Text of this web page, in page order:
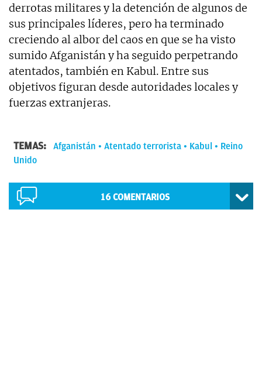
derrotas militares y la detención de algunos de
sus principales líderes, pero ha terminado
creciendo al albor del caos en que se ha visto
sumido Afganistán y ha seguido perpetrando
atentados, también en Kabul. Entre sus
objetivos figuran desde autoridades locales y
fuerzas extranjeras.
TEMAS: Afganistán Atentado terrorista Kabul
Reino
Unido
16 COMENTARIOS